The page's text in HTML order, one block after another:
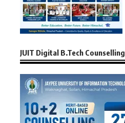
JUIT Digital B.Tech Counselling